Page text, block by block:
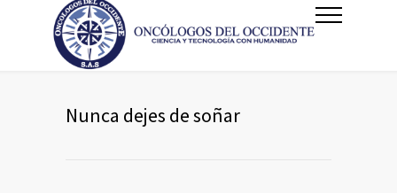
Nunca dejes de soñar